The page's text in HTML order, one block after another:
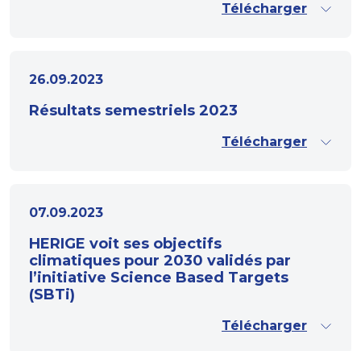
Télécharger
26.09.2023
Résultats semestriels 2023
Télécharger
07.09.2023
HERIGE voit ses objectifs
climatiques pour 2030 validés par
l’initiative Science Based Targets
(SBTi)
Télécharger